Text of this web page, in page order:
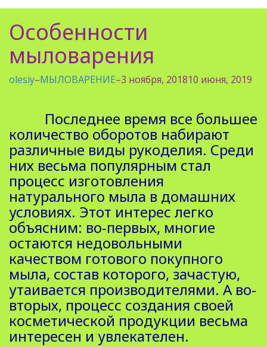
Особенности
мыловарения
olesiy–МЫЛОВАРЕНИЕ–3 ноября, 201810 июня, 2019
Последнее время все большее
количество оборотов набирают
различные виды рукоделия. Среди
них весьма популярным стал
процесс изготовления
натурального мыла в домашних
условиях. Этот интерес легко
объясним: во-первых, многие
остаются недовольными
качеством готового покупного
мыла, состав которого, зачастую,
утаивается производителями. А во-
вторых, процесс создания своей
косметической продукции весьма
интересен и увлекателен.